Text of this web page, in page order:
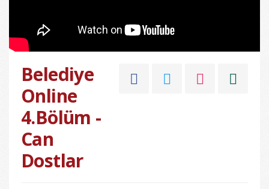
Belediye
Online
4.Bölüm -
Can
Dostlar